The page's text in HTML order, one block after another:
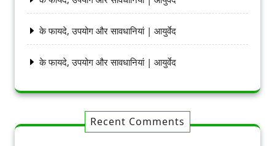
के फायदे, उपयोग और सावधानियां | आयुर्वेद
के फायदे, उपयोग और सावधानियां | आयुर्वेद
Recent Comments